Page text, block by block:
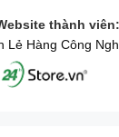
thành viên:
Lẻ Hàng Công